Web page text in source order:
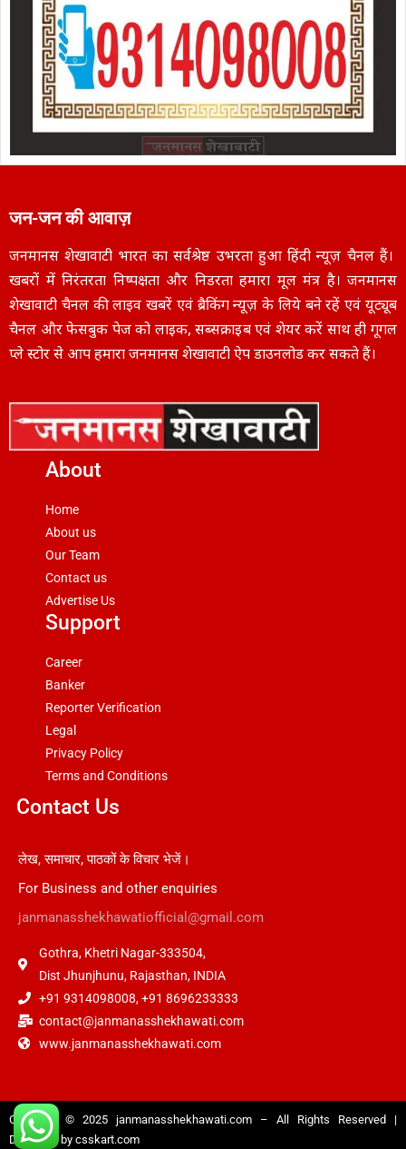
जन-जन की आवाज़
जनमानस शेखावाटी भारत का सर्वश्रेष्ठ उभरता हुआ हिंदी न्यूज़ चैनल हैं।
खबरों में निरंतरता निष्पक्षता और निडरता हमारा मूल मंत्र है। जनमानस
शेखावाटी चैनल की लाइव खबरें एवं ब्रैकिंग न्यूज़ के लिये बने रहें एवं यूट्यूब
चैनल और फेसबुक पेज को लाइक, सब्सक्राइब एवं शेयर करें साथ ही गूगल
प्ले स्टोर से आप हमारा जनमानस शेखावाटी ऐप डाउनलोड कर सकते हैं।
About
Home
About us
Our Team
Contact us
Advertise Us
Support
Career
Banker
Reporter Verification
Legal
Privacy Policy
Terms and Conditions
Contact Us
लेख, समाचार, पाठकों के विचार भेजें।
For Business and other enquiries
janmanasshekhawatiofficial@gmail.com
Gothra, Khetri Nagar-333504,
Dist Jhunjhunu, Rajasthan, INDIA
+91 9314098008, +91 8696233333
contact@janmanasshekhawati.com
www.janmanasshekhawati.com
Copyright © 2025 janmanasshekhawati.com – All Rights Reserved |
Designed by csskart.com